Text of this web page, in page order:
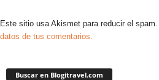
Este sitio usa Akismet para reducir el spam.
datos de tus comentarios.
Buscar en Blogitravel.com